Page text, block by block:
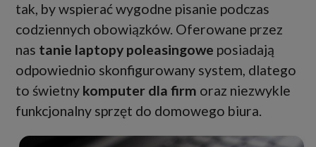
tak, by wspierać wygodne pisanie podczas
codziennych obowiązków. Oferowane przez
nas tanie laptopy poleasingowe posiadają
odpowiednio skonfigurowany system, dlatego
to świetny komputer dla firm oraz niezwykle
funkcjonalny sprzęt do domowego biura.